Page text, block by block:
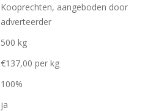
Kooprechten, aangeboden door
adverteerder
500 kg
€137,00 per kg
100%
ja